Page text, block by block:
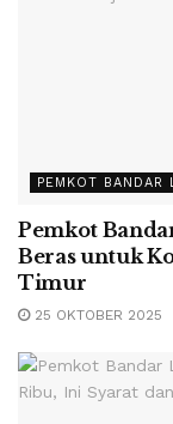
PEMKOT BANDAR
Pemkot
Beras untuk
Timur
25 OKTOBER 2025